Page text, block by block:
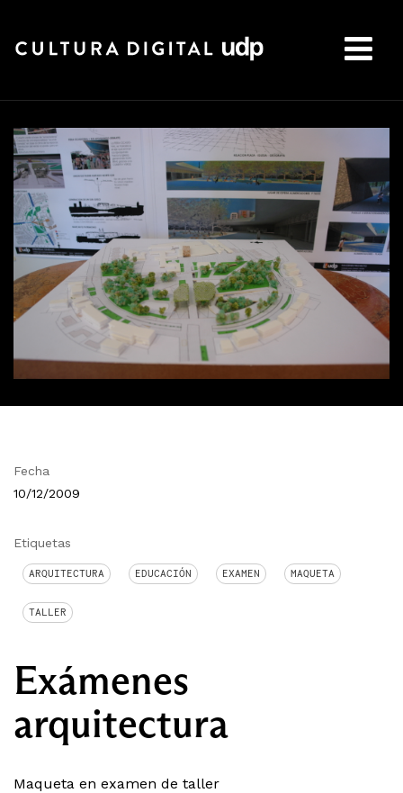
Fecha
10/12/2009
Etiquetas
ARQUITECTURA EDUCACIÓN EXAMEN MAQUETA
TALLER
Exámenes
arquitectura
Maqueta en examen de taller